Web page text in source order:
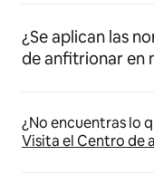
¿Se aplican las
de anfitrionar en
¿No encuentras lo
Visita el Centro de